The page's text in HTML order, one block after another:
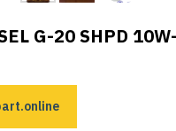
G-20 SHPD